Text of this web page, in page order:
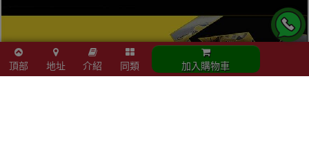
頂部 地址 介紹 同類 加入購物車